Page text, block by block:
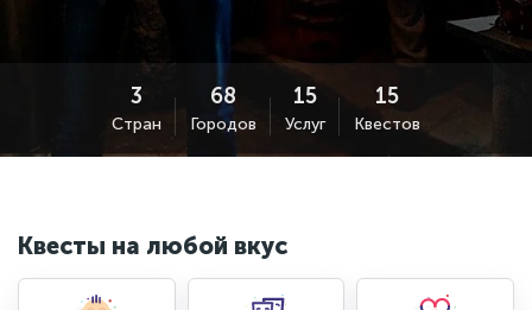
Стран Городов Услуг Квестов
Квесты на любой вкус